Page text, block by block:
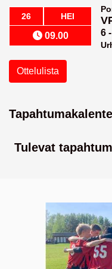
26 HEI
09.00 6
Ottelulista
Tulevat